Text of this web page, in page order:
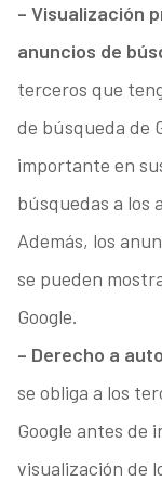
– Visualización
anuncios de
terceros que
de búsqueda de
importante en
búsquedas a los
Además, los
se pueden
Google.
– Derecho a
se obliga a los
Google antes de
visualización de